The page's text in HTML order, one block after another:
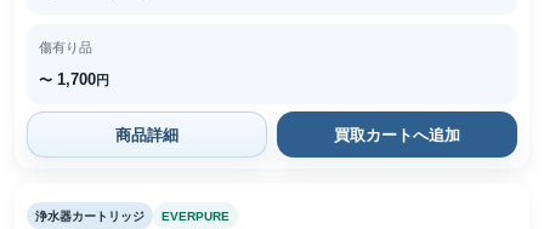
傷有り品
〜 1,700円
商品詳細 買取カートへ追加
浄水器カートリッジ EVERPURE